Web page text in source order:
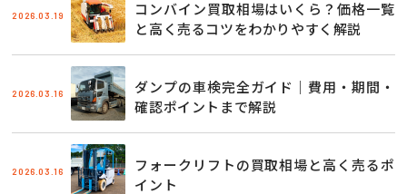
2026.03.19
コンバイン買取相場はいくら？価格一覧
と高く売るコツをわかりやすく解説
2026.03.16
ダンプの車検完全ガイド｜費用・期間・
確認ポイントまで解説
2026.03.16
フォークリフトの買取相場と高く売るポ
イント